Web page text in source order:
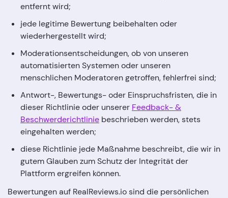
entfernt wird;
jede legitime Bewertung beibehalten oder
wiederhergestellt wird;
Moderationsentscheidungen, ob von unseren
automatisierten Systemen oder unseren
menschlichen Moderatoren getroffen, fehlerfrei sind;
Antwort-, Bewertungs- oder Einspruchsfristen, die in
dieser Richtlinie oder unserer Feedback- &
Beschwerderichtlinie beschrieben werden, stets
eingehalten werden;
diese Richtlinie jede Maßnahme beschreibt, die wir in
gutem Glauben zum Schutz der Integrität der
Plattform ergreifen können.
Bewertungen auf RealReviews.io sind die persönlichen